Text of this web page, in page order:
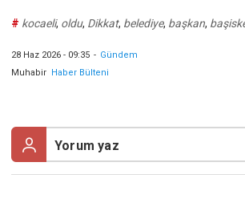
# kocaeli, oldu, Dikkat, belediye, başkan,
28 Haz 2026 - 09:35 - Gündem
Muhabir
Haber Bülteni